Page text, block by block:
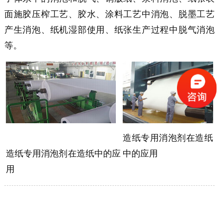
面施胶压榨工艺、胶水、涂料工艺中消泡、脱墨工艺
产生消泡、纸机湿部使用、纸张生产过程中脱气消泡
等。
造纸专用消泡剂在造纸中的应
用
造纸专用消泡剂在造纸
中的应用